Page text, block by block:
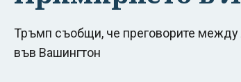
Тръмп съобщи, че преговорите между
във Вашингтон